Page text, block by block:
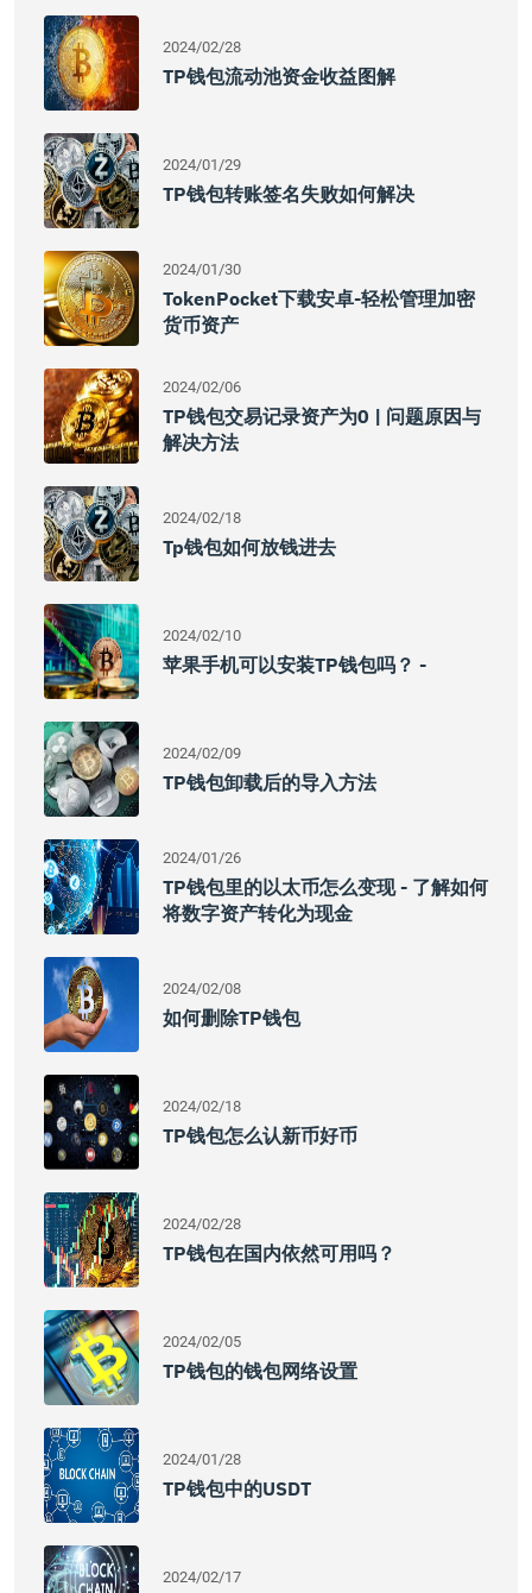
2024/02/28
TP钱包流动池资金收益图解
2024/01/29
TP钱包转账签名失败如何解决
2024/01/30
TokenPocket下载安卓-轻松管理加密
货币资产
2024/02/06
TP钱包交易记录资产为0 | 问题原因与
解决方法
2024/02/18
Tp钱包如何放钱进去
2024/02/10
苹果手机可以安装TP钱包吗？ -
2024/02/09
TP钱包卸载后的导入方法
2024/01/26
TP钱包里的以太币怎么变现 - 了解如何
将数字资产转化为现金
2024/02/08
如何删除TP钱包
2024/02/18
TP钱包怎么认新币好币
2024/02/28
TP钱包在国内依然可用吗？
2024/02/05
TP钱包的钱包网络设置
2024/01/28
TP钱包中的USDT
2024/02/17